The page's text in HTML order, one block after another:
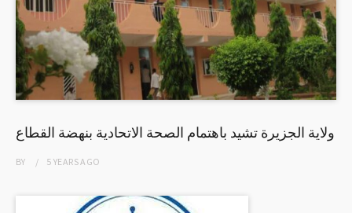
ولاية الجزيرة تشيد باهتمام الصحة الاتحادية بنهضة القطاع
BY 5 YEARSAGO